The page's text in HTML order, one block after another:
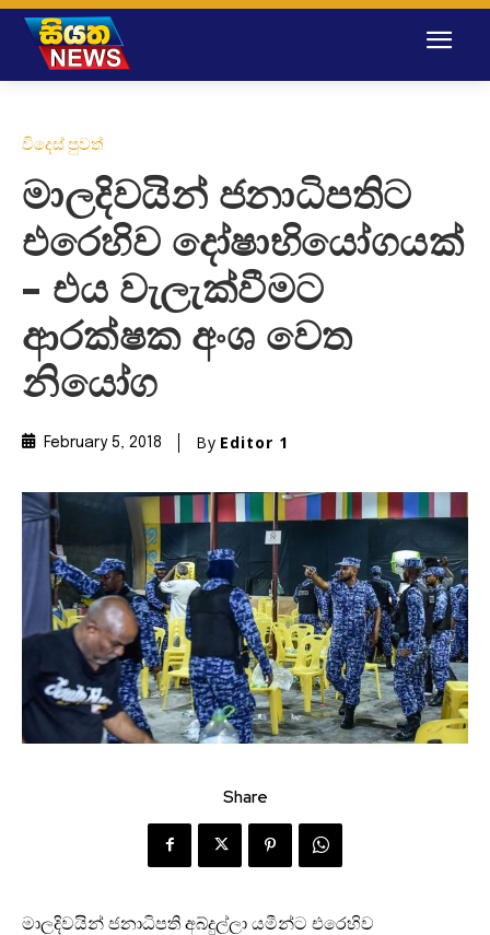
විදෙස් පුවත්
මාලදිවයින් ජනාධිපතිට
එරෙහිව දෝෂාභියෝගයක්
– එය වැලැක්වීමට
ආරක්ෂක අංශ වෙත
නියෝග
February 5, 2018 By Editor 1
Share
මාලදිවයින් ජනාධිපති අබ්දුල්ලා යමීන්ට එරෙහිව